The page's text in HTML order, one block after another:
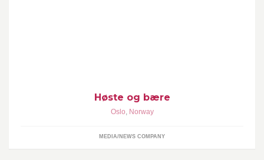
Høste og bære
Oslo, Norway
MEDIA/NEWS COMPANY